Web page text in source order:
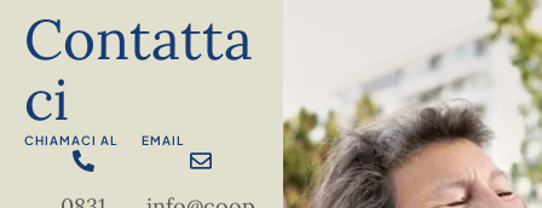
Contatta
ci
CHIAMACI AL EMAIL